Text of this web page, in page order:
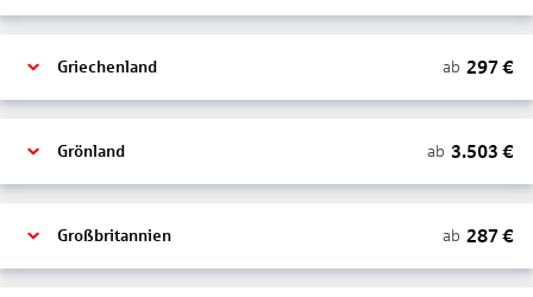
Griechenland ab 297 €
Grönland ab 3.503 €
Großbritannien ab 287 €